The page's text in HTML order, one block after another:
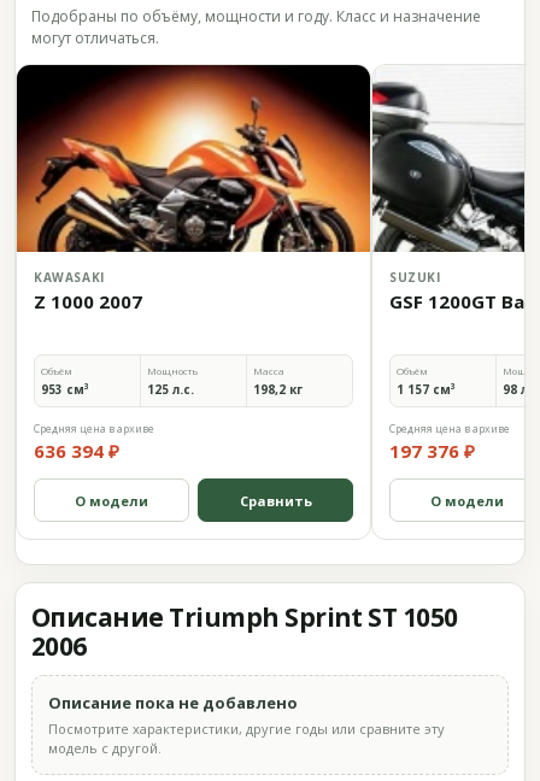
Подобраны по объёму, мощности и году. Класс и назначение
могут отличаться.
KAWASAKI
Z 1000 2007
Объём
953 см³
Мощность
125 л.с.
Масса
198,2 кг
Средняя цена в архиве
636 394 ₽
О модели Сравнить
SUZUKI
GSF 1200GT
Объём
1 157 см³ 98
Средняя цена в архиве
197 376 ₽
О модели
Описание Triumph Sprint ST 1050
2006
Описание пока не добавлено
Посмотрите характеристики, другие годы или сравните эту
модель с другой.